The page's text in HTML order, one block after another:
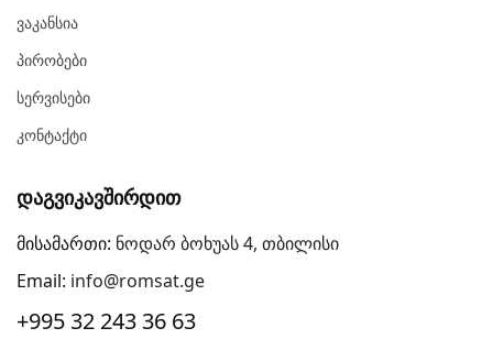
Ვაკანსია
Პირობები
Სერვისები
Კონტაქტი
Დაგვიკავშირდით
მისამართი: ნოდარ ბოხუას 4, თბილისი
Email: info@romsat.ge
+995 32 243 36 63